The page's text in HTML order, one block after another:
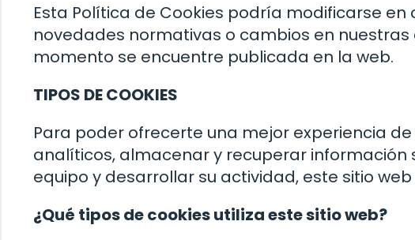
Esta Política de Cookies podría modificarse
novedades normativas o cambios en
momento se encuentre publicada en la web.
TIPOS DE COOKIES
Para poder ofrecerte una mejor experiencia
analíticos, almacenar y recuperar
equipo y desarrollar su actividad, este sitio web
¿Qué tipos de cookies utiliza este sitio web?